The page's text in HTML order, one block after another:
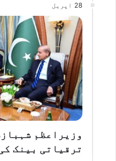
28 اپریل
وزیراعظم
ترقیاتی بینک